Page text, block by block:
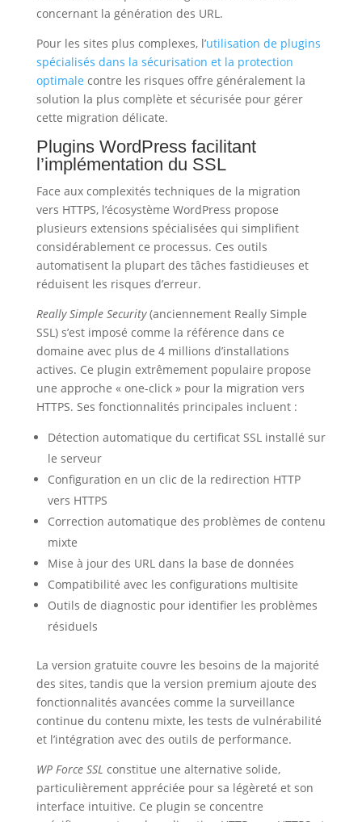
concernant la génération des URL.
Pour les sites plus complexes, l’utilisation de plugins
spécialisés dans la sécurisation et la protection
optimale contre les risques offre généralement la
solution la plus complète et sécurisée pour gérer
cette migration délicate.
Plugins WordPress facilitant
l’implémentation du SSL
Face aux complexités techniques de la migration
vers HTTPS, l’écosystème WordPress propose
plusieurs extensions spécialisées qui simplifient
considérablement ce processus. Ces outils
automatisent la plupart des tâches fastidieuses et
réduisent les risques d’erreur.
Really Simple Security(anciennement Really Simple
SSL) s’est imposé comme la référence dans ce
domaine avec plus de 4 millions d’installations
actives. Ce plugin extrêmement populaire propose
une approche « one-click » pour la migration vers
HTTPS. Ses fonctionnalités principales incluent :
Détection automatique du certificat SSL installé sur
le serveur
Configuration en un clic de la redirection HTTP
vers HTTPS
Correction automatique des problèmes de contenu
mixte
Mise à jour des URL dans la base de données
Compatibilité avec les configurations multisite
Outils de diagnostic pour identifier les problèmes
résiduels
La version gratuite couvre les besoins de la majorité
des sites, tandis que la version premium ajoute des
fonctionnalités avancées comme la surveillance
continue du contenu mixte, les tests de vulnérabilité
et l’intégration avec des outils de performance.
WP Force SSL constitue une alternative solide,
particulièrement appréciée pour sa légèreté et son
interface intuitive. Ce plugin se concentre